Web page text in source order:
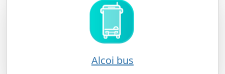
Alcoi bus